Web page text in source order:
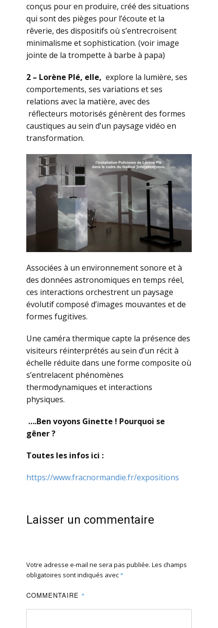
conçus pour en produire, créé des situations
qui sont des pièges pour l’écoute et la
rêverie, des dispositifs où s’entrecroisent
minimalisme et sophistication. (voir image
jointe de la trompette à barbe à papa)
2 – Lorène Plé, elle, explore la lumière, ses
comportements, ses variations et ses
relations avec la matière, avec des
réflecteurs motorisés génèrent des formes
caustiques au sein d’un paysage vidéo en
transformation.
Associées à un environnement sonore et à
des données astronomiques en temps réel,
ces interactions orchestrent un paysage
évolutif composé d’images mouvantes et de
formes fugitives.
Une caméra thermique capte la présence des
visiteurs réinterprétés au sein d’un récit à
échelle réduite dans une forme composite où
s’entrelacent phénomènes
thermodynamiques et interactions
physiques.
….Ben voyons Ginette ! Pourquoi se
gêner ?
Toutes les infos ici :
https://www.fracnormandie.fr/expositions
Laisser un commentaire
Votre adresse e-mail ne sera pas publiée. Les champs
obligatoires sont indiqués avec *
COMMENTAIRE *